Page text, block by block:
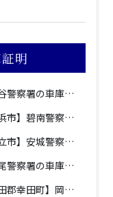
明
察署の車庫証明
南警察署の車庫証明
城警察署の車庫証明
察署の車庫証明
岡崎警察署の車庫証明